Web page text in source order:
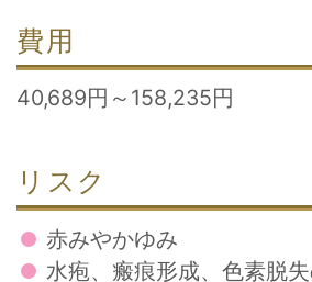
費用
40,689円～158,235円
リスク
赤みやかゆみ
水疱、瘢痕形成、色素脱